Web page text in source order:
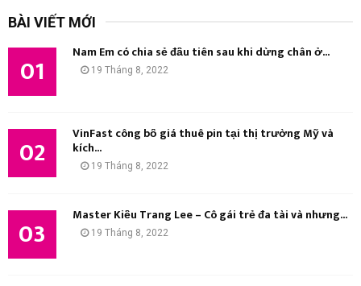
i
I
BÀI VIẾT MỚI
01 Nam Em có chia sẻ đầu tiên sau khi dừng chân ở...
19 Tháng 8, 2022
02 VinFast công bố giá thuê pin tại thị trường Mỹ và
kích...
19 Tháng 8, 2022
03 Master Kiều Trang Lee – Cô gái trẻ đa tài và nhưng...
19 Tháng 8, 2022